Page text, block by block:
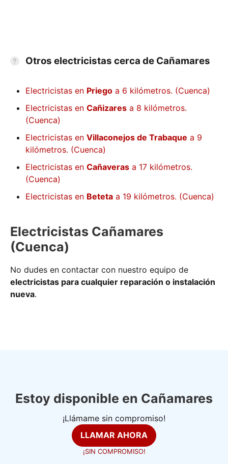
Otros electricistas cerca de Cañamares
Electricistas en Priego a 6 kilómetros. (Cuenca)
Electricistas en Cañizares a 8 kilómetros.
(Cuenca)
Electricistas en Villaconejos de Trabaque a 9
kilómetros. (Cuenca)
Electricistas en Cañaveras a 17 kilómetros.
(Cuenca)
Electricistas en Beteta a 19 kilómetros. (Cuenca)
Electricistas Cañamares
(Cuenca)
No dudes en contactar con nuestro equipo de
electricistas para cualquier reparación o instalación
nueva.
Estoy disponible en Cañamares
¡Llámame sin compromiso!
LLAMAR AHORA
¡SIN COMPROMISO!